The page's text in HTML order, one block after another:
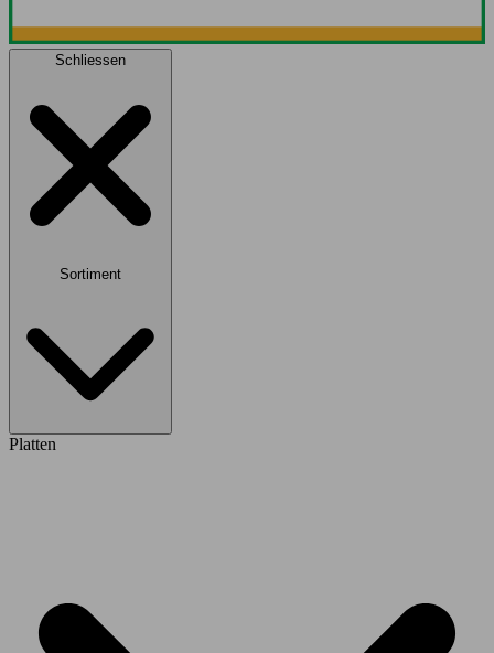
Schliessen
Sortiment
Platten